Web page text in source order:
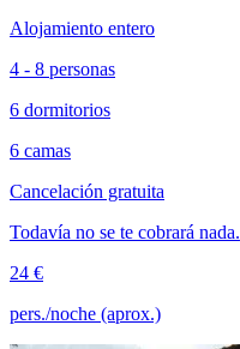
Alojamiento entero
4 - 8 personas
6 dormitorios
6 camas
Cancelación gratuita
Todavía no se te cobrará nada.
24 €
pers./noche (aprox.)